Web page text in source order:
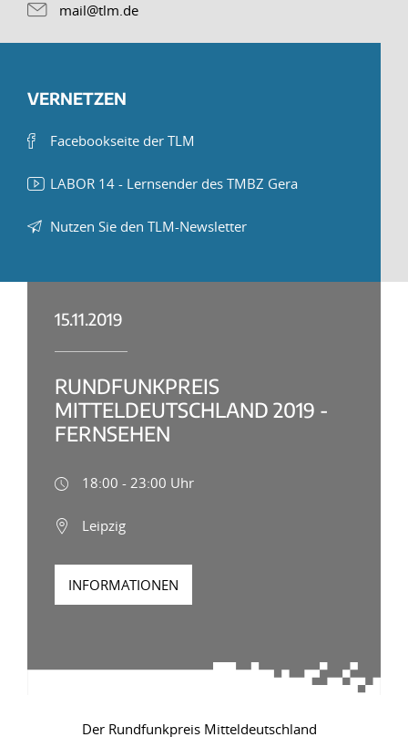
mail@tlm.de
VERNETZEN
Facebookseite der TLM
LABOR 14 - Lernsender des TMBZ Gera
Nutzen Sie den TLM-Newsletter
15.11.2019
RUNDFUNKPREIS
MITTELDEUTSCHLAND 2019 -
FERNSEHEN
18:00 - 23:00 Uhr
Leipzig
INFORMATIONEN
Der Rundfunkpreis Mitteldeutschland